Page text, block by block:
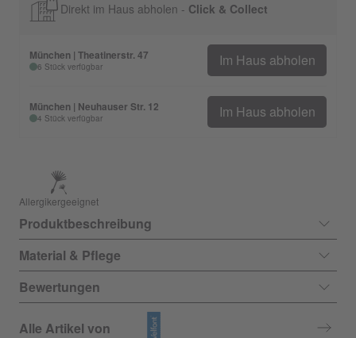
Direkt im Haus abholen - Click & Collect
München | Theatinerstr. 47
6 Stück verfügbar Im Haus abholen
München | Neuhauser Str. 12
4 Stück verfügbar Im Haus abholen
Allergikergeeignet
Produktbeschreibung
Material & Pflege
Bewertungen
Alle Artikel von